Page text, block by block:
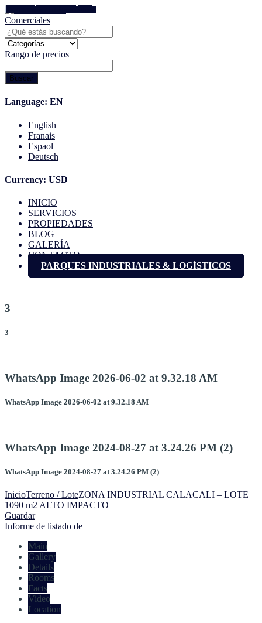
Rango de precios
Buscar
Language: EN
English
Franais
Espaol
Deutsch
Currency: USD
INICIO
SERVICIOS
PROPIEDADES
BLOG
GALERÍA
CONTACTO
PARQUES INDUSTRIALES & LOGÍSTICOS
3
3
WhatsApp Image 2026-06-02 at 9.32.18 AM
WhatsApp Image 2026-06-02 at 9.32.18 AM
WhatsApp Image 2024-08-27 at 3.24.26 PM (2)
WhatsApp Image 2024-08-27 at 3.24.26 PM (2)
InicioTerreno / LoteZONA INDUSTRIAL CALACALI – LOTE
1090 m2 ALTO IMPACTO
Guardar
Informe de listado de
Main
Gallery
Details
Rooms
Facts
Video
Location